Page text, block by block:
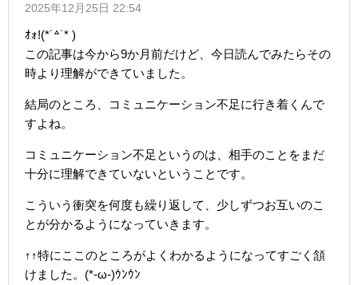
2025年12月25日 22:54
ｵｫ!(*˙꒫˙* )
この記事は今から9か月前だけど、今日読んでみたらその
時より理解ができていました。
結局のところ、コミュニケーション不足に行き着くんで
すよね。
コミュニケーション不足というのは、相手のことをまだ
十分に理解できていないということです。
こういう衝突を何度も繰り返して、少しずつお互いのこ
とが分かるようになっていきます。
↑↑特にここのところがよくわかるようになってすごく頷
けました。(*-ω-)ｳﾝｳﾝ